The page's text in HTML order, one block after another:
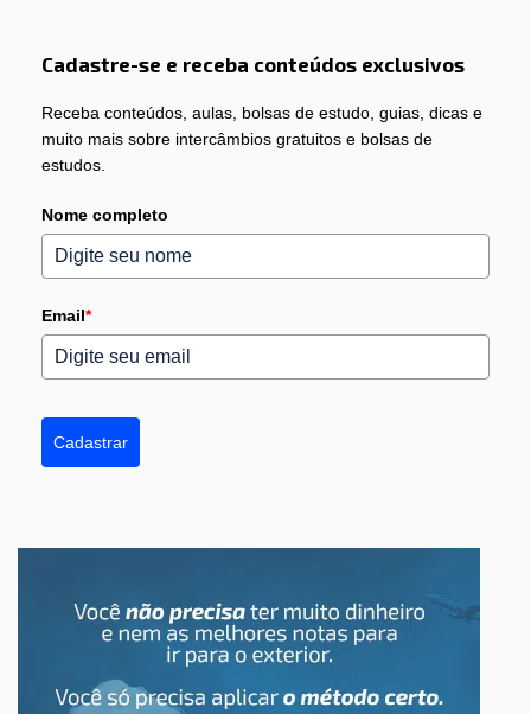
Cadastre-se e receba conteúdos exclusivos
Receba conteúdos, aulas, bolsas de estudo, guias, dicas e
muito mais sobre intercâmbios gratuitos e bolsas de
estudos.
Nome completo
Email*
Cadastrar